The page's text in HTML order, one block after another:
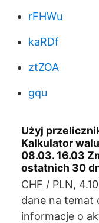
rFHWu
kaRDf
ztZOA
gqu
Użyj
Kalkulator
08.03. 16.03
ostatnich 30
CHF / PLN,
dane na temat
informacje o